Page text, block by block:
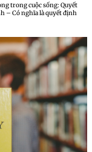
trong cuộc sống: Quyết
– Có nghĩa là quyết định